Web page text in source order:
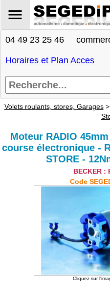
04 49 23 25 46
Horaires et Plan Acces
Volets roulants, stores, Garages>
Moteur RADIO
course électronique -
STORE -
BECKER :
Code
Cliquez sur